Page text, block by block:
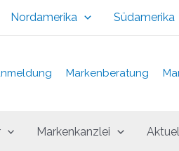
Nordamerika Südamerika
Markenberatung
Markenkanzlei